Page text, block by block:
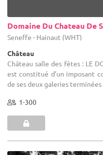
Domaine Du Chateau De
Seneffe - Hainaut (WHT)
Château
Château salle des fêtes : LE
est constitué d’un imposant
de ses deux galeries terminées
1-300